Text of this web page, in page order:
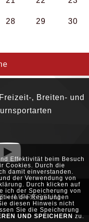
Effektivität beim Besuch
Cookies. Durch die
damit einverstanden.
der Verwendung von
Durch klicken auf
ich der Speicherung von
die Regelungen
diesen Hinweis nicht
Sie die Speicherung
UND SPEICHERN zu.
28 29 30
, Breiten- und
• IMPRESSUM